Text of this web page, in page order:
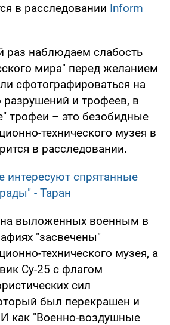
в расследовании Inform
раз наблюдаем слабость
мира" перед желанием
сфотографироваться на
разрушений и трофеев, в
трофеи – это безобидные
технического музея в
в расследовании.
интересуют спрятанные
- Таран
на выложенных военным в
"засвечены"
технического музея, а
Су-25 с флагом
сил
был перекрашен и
как "Военно-воздушные